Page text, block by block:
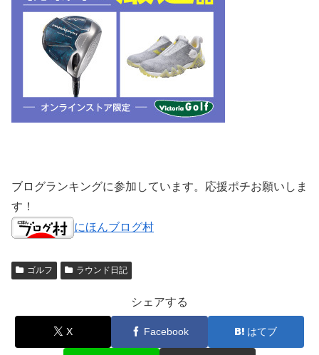
ブログランキングに参加しています。応援ポチお願いしま
す！
にほんブログ村
ゴルフ ラウンド日記
シェアする
X Facebook はてブ